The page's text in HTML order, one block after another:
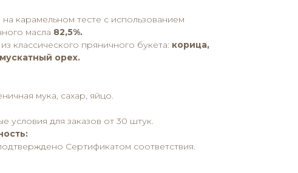
карамельном тесте с использованием
масла 82,5%.
классического пряничного букета: корица,
орех.
мука, сахар, яйцо.
условия для заказов от 30 штук.
Сертификатом соответствия.